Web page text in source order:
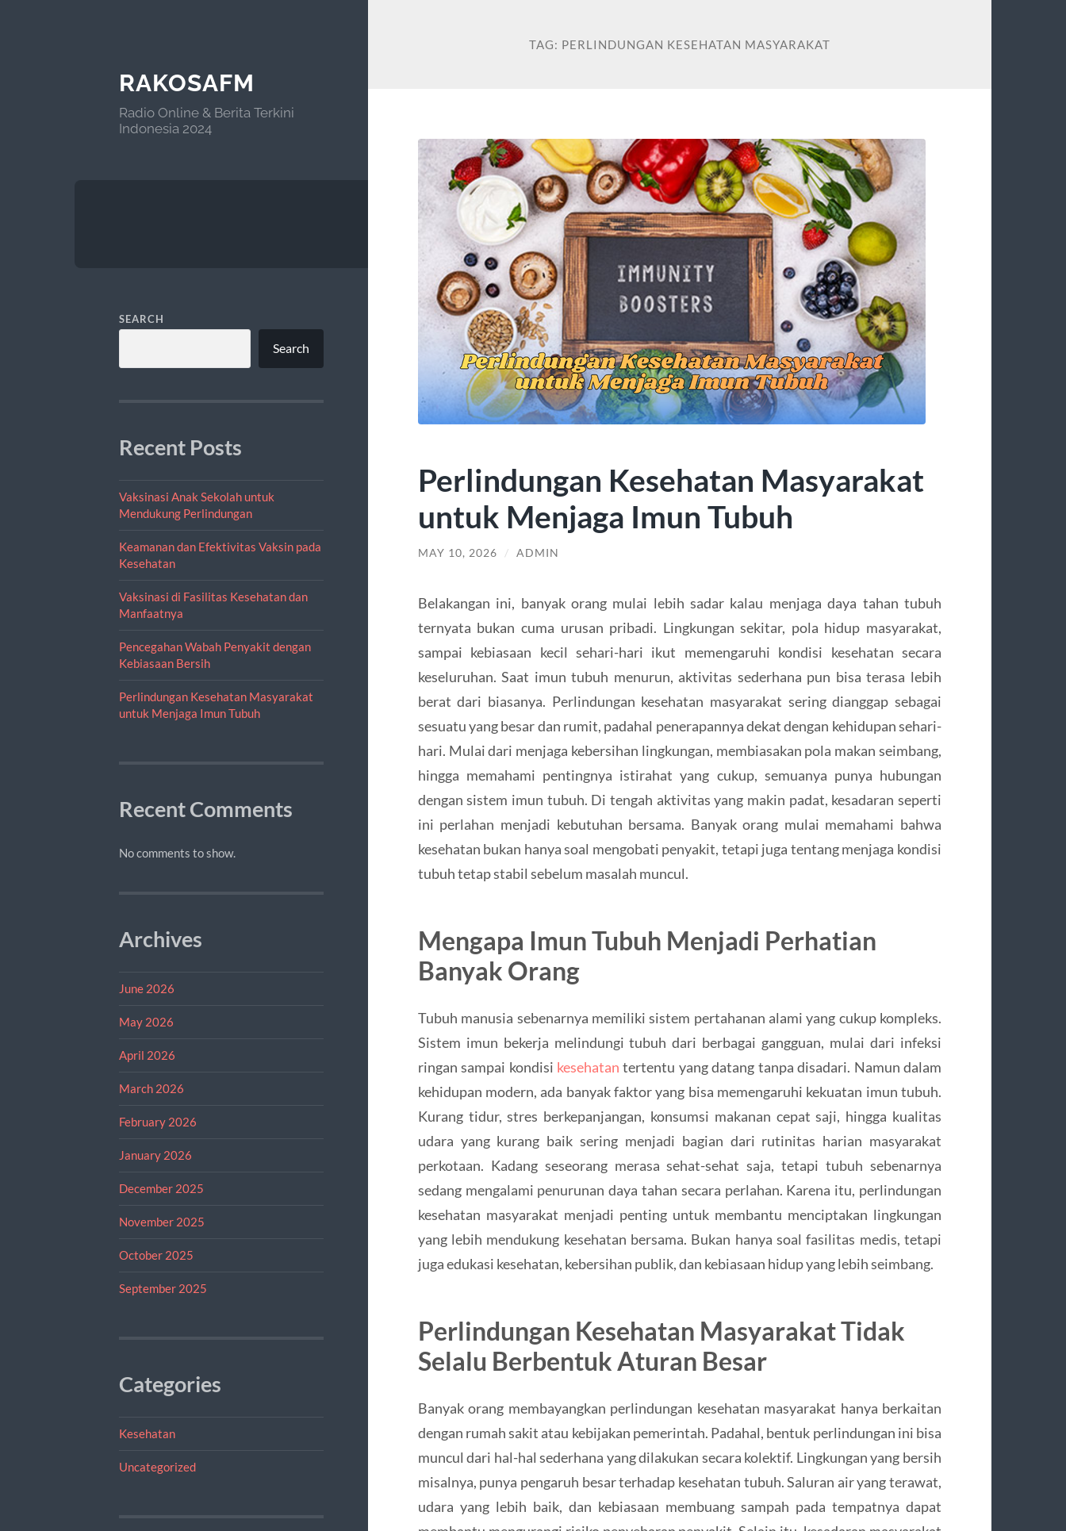
RAKOSAFM
Radio Online & Berita Terkini
Indonesia 2024
SEARCH
Search
Recent Posts
Vaksinasi Anak Sekolah untuk
Mendukung Perlindungan
Keamanan dan Efektivitas Vaksin pada
Kesehatan
Vaksinasi di Fasilitas Kesehatan dan
Manfaatnya
Pencegahan Wabah Penyakit dengan
Kebiasaan Bersih
Perlindungan Kesehatan Masyarakat
untuk Menjaga Imun Tubuh
Recent Comments
No comments to show.
Archives
June 2026
May 2026
April 2026
March 2026
February 2026
January 2026
December 2025
November 2025
October 2025
September 2025
Categories
Kesehatan
Uncategorized
TAG: PERLINDUNGAN KESEHATAN MASYARAKAT
Perlindungan Kesehatan Masyarakat
untuk Menjaga Imun Tubuh
MAY 10, 2026 / ADMIN
Belakangan ini, banyak orang mulai lebih sadar kalau menjaga daya tahan tubuh
ternyata bukan cuma urusan pribadi. Lingkungan sekitar, pola hidup masyarakat,
sampai kebiasaan kecil sehari-hari ikut memengaruhi kondisi kesehatan secara
keseluruhan. Saat imun tubuh menurun, aktivitas sederhana pun bisa terasa lebih
berat dari biasanya. Perlindungan kesehatan masyarakat sering dianggap sebagai
sesuatu yang besar dan rumit, padahal penerapannya dekat dengan kehidupan sehari-
hari. Mulai dari menjaga kebersihan lingkungan, membiasakan pola makan seimbang,
hingga memahami pentingnya istirahat yang cukup, semuanya punya hubungan
dengan sistem imun tubuh. Di tengah aktivitas yang makin padat, kesadaran seperti
ini perlahan menjadi kebutuhan bersama. Banyak orang mulai memahami bahwa
kesehatan bukan hanya soal mengobati penyakit, tetapi juga tentang menjaga kondisi
tubuh tetap stabil sebelum masalah muncul.
Mengapa Imun Tubuh Menjadi Perhatian
Banyak Orang
Tubuh manusia sebenarnya memiliki sistem pertahanan alami yang cukup kompleks.
Sistem imun bekerja melindungi tubuh dari berbagai gangguan, mulai dari infeksi
ringan sampai kondisi kesehatan tertentu yang datang tanpa disadari. Namun dalam
kehidupan modern, ada banyak faktor yang bisa memengaruhi kekuatan imun tubuh.
Kurang tidur, stres berkepanjangan, konsumsi makanan cepat saji, hingga kualitas
udara yang kurang baik sering menjadi bagian dari rutinitas harian masyarakat
perkotaan. Kadang seseorang merasa sehat-sehat saja, tetapi tubuh sebenarnya
sedang mengalami penurunan daya tahan secara perlahan. Karena itu, perlindungan
kesehatan masyarakat menjadi penting untuk membantu menciptakan lingkungan
yang lebih mendukung kesehatan bersama. Bukan hanya soal fasilitas medis, tetapi
juga edukasi kesehatan, kebersihan publik, dan kebiasaan hidup yang lebih seimbang.
Perlindungan Kesehatan Masyarakat Tidak
Selalu Berbentuk Aturan Besar
Banyak orang membayangkan perlindungan kesehatan masyarakat hanya berkaitan
dengan rumah sakit atau kebijakan pemerintah. Padahal, bentuk perlindungan ini bisa
muncul dari hal-hal sederhana yang dilakukan secara kolektif. Lingkungan yang bersih
misalnya, punya pengaruh besar terhadap kesehatan tubuh. Saluran air yang terawat,
udara yang lebih baik, dan kebiasaan membuang sampah pada tempatnya dapat